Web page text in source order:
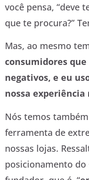
você pensa, “deve
que te procura?”
Mas, ao mesmo
consumidores
negativos, e eu
nossa
Nós temos
ferramenta de
nossas lojas.
posicionamento do